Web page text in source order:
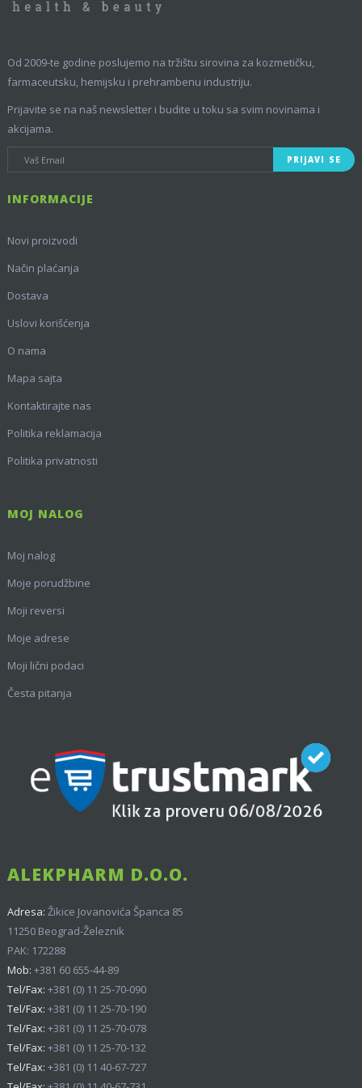
Od 2009-te godine poslujemo na tržištu sirovina za kozmetičku,
farmaceutsku, hemijsku i prehrambenu industriju.
Prijavite se na naš newsletter i budite u toku sa svim novinama i
akcijama.
PRIJAVI SE
INFORMACIJE
Novi proizvodi
Način plaćanja
Dostava
Uslovi korišćenja
O nama
Mapa sajta
Kontaktirajte nas
Politika reklamacija
Politika privatnosti
MOJ NALOG
Moj nalog
Moje porudžbine
Moji reversi
Moje adrese
Moji lični podaci
Česta pitanja
ALEKPHARM D.O.O.
Adresa: Žikice Jovanovića Španca 85
11250 Beograd-Železnik
PAK: 172288
Mob: +381 60 655-44-89
Tel/Fax: +381 (0) 11 25-70-090
Tel/Fax: +381 (0) 11 25-70-190
Tel/Fax: +381 (0) 11 25-70-078
Tel/Fax: +381 (0) 11 25-70-132
Tel/Fax: +381 (0) 11 40-67-727